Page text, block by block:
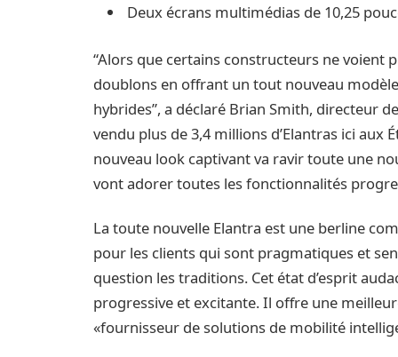
Deux écrans multimédias de 10,25
“Alors que certains constructeurs ne voient
doublons en offrant un tout nouveau
hybrides”, a déclaré Brian Smith, directeur
vendu plus de 3,4 millions d’Elantras ici aux
nouveau look captivant va ravir toute une
vont adorer toutes les fonctionnalités
La toute nouvelle Elantra est une berline
pour les clients qui sont pragmatiques et
question les traditions. Cet état d’esprit
progressive et excitante. Il offre une
«fournisseur de solutions de mobilité